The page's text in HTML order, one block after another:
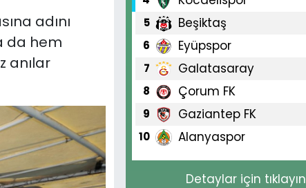
adını
da hem
anılar
5 Beşiktaş
6 Eyüpspor
7 Galatasaray
8 Çorum FK
9 Gaziantep FK
10 Alanyaspor
Detaylar için tıklayın